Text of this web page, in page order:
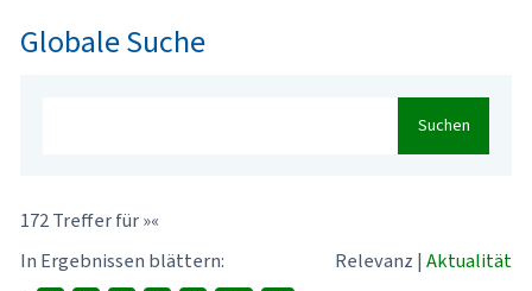
Globale Suche
Suchen
172 Treffer für »«
In Ergebnissen blättern:
Relevanz | Aktualität